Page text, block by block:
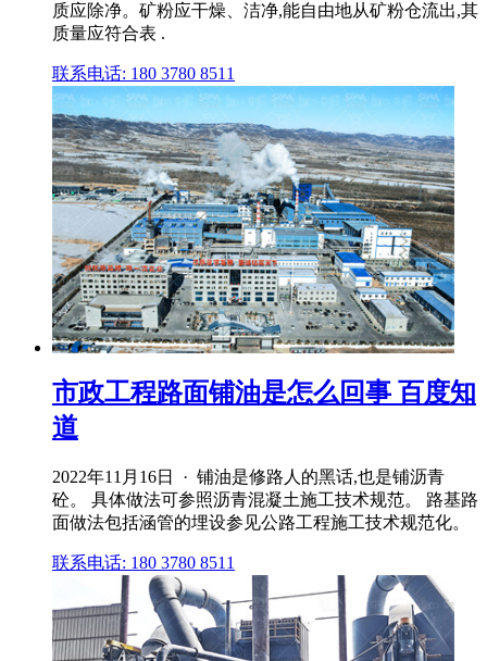
质应除净。矿粉应干燥、洁净,能自由地从矿粉仓流出,其
质量应符合表 .
联系电话: 180 3780 8511
市政工程路面铺油是怎么回事 百度知
道
2022年11月16日 · 铺油是修路人的黑话,也是铺沥青
砼。 具体做法可参照沥青混凝土施工技术规范。 路基路
面做法包括涵管的埋设参见公路工程施工技术规范化。
联系电话: 180 3780 8511